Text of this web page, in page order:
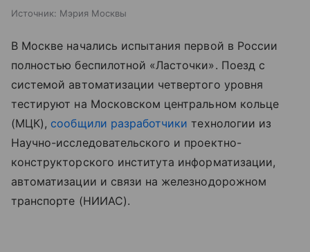
Источник: Мэрия Москвы
В Москве начались испытания первой в России
полностью беспилотной «Ласточки». Поезд с
системой автоматизации четвертого уровня
тестируют на Московском центральном кольце
(МЦК), сообщили разработчики технологии из
Научно-исследовательского и проектно-
конструкторского института информатизации,
автоматизации и связи на железнодорожном
транспорте (НИИАС).